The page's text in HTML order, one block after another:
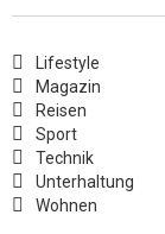
Lifestyle
Magazin
Reisen
Sport
Technik
Unterhaltung
Wohnen